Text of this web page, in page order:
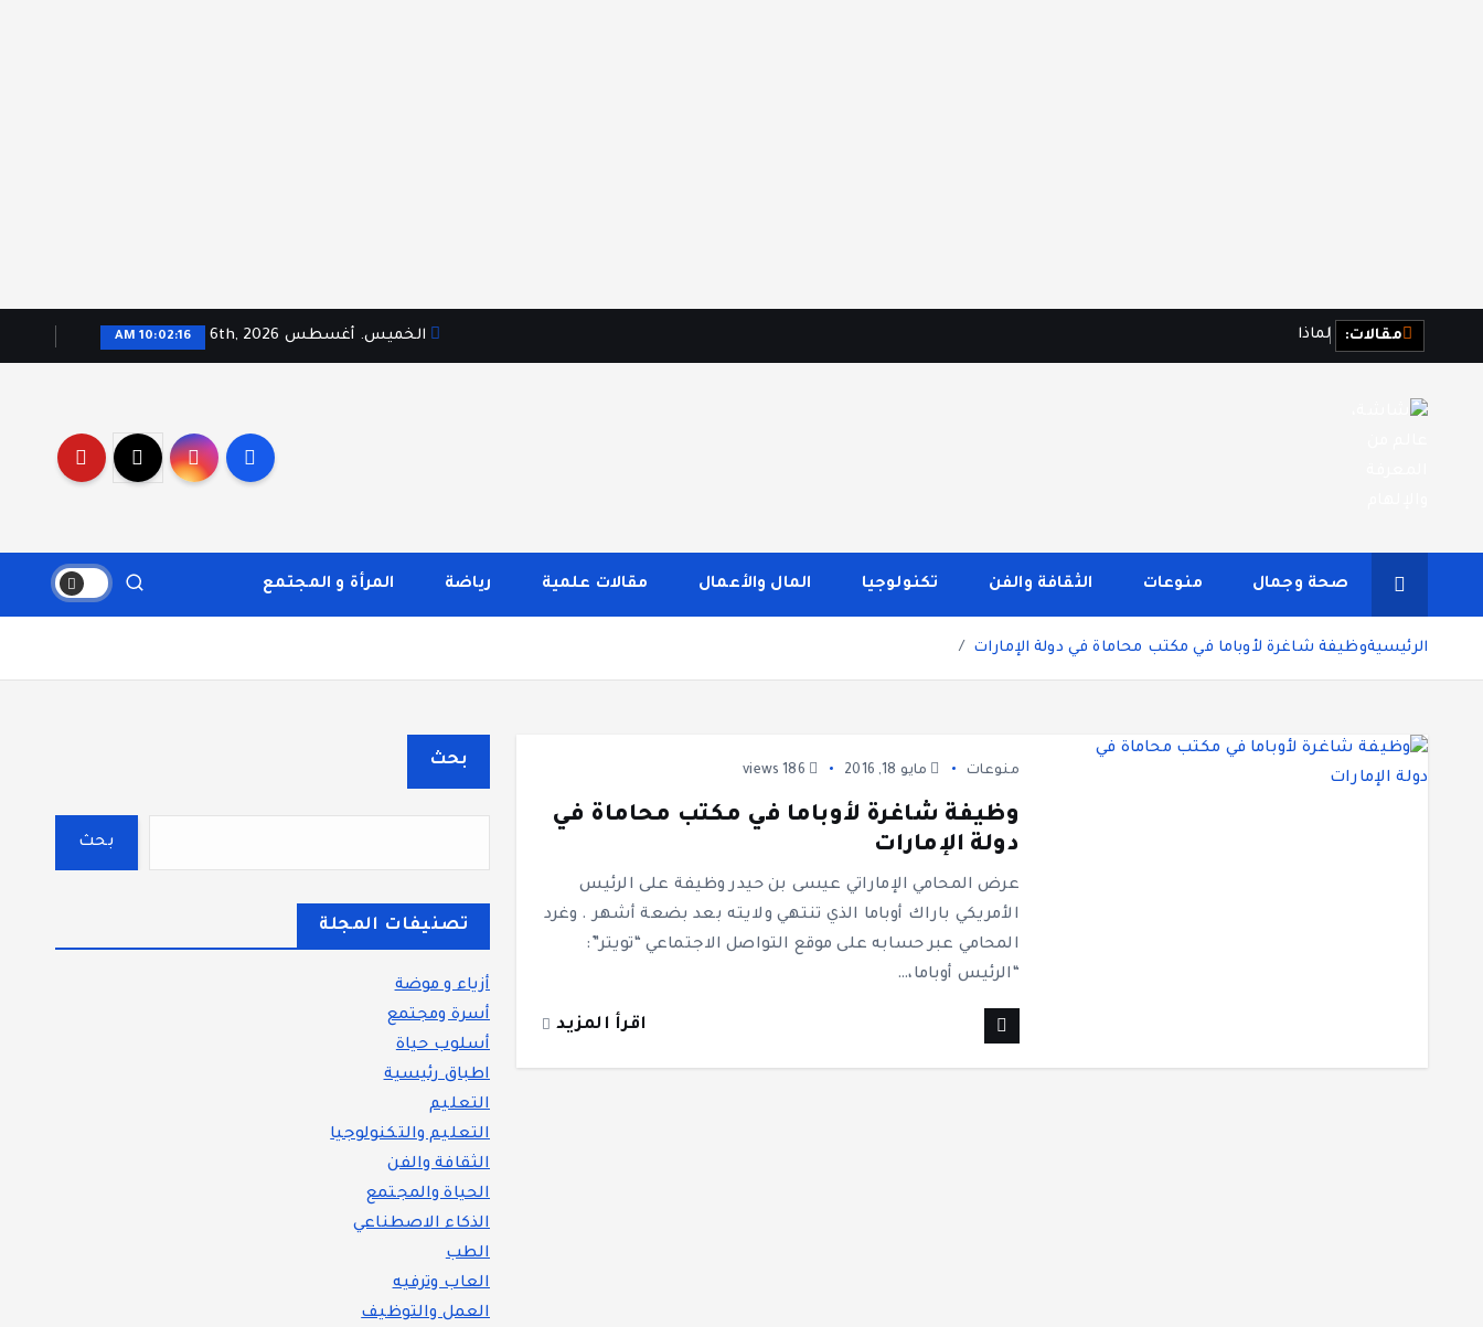
ا
م
مقالات: لماذا الخميس. أغسطس 6th, 2026 10:02:17 AM
ونصائح يومية تركز على أسلوب الحياة الحديث، بالإضافة إلى تغطية مواضيع تتعلق بالأمومة والعناية الشخصية. الموقع مقسم بوضوح إلى أقسام ليسهل التنقل ويضمن تقديم تجربة
مستخدم سلسة
صحة وجمال منوعات الثقافة والفن تكنولوجيا المال والأعمال مقالات علمية رياضة المرأة و المجتمع
الرئيسيةوظيفة شاغرة لأوباما في مكتب محاماة في دولة الإمارات
منوعات مايو 18, 2016
وظيفة شاغرة لأوباما في مكتب محاماة في
دولة الإمارات
عرض المحامي الإماراتي عيسى بن حيدر وظيفة على الرئيس
الأمريكي باراك أوباما الذي تنتهي ولايته بعد بضعة أشهر . وغرد
المحامي عبر حسابه على موقع التواصل الاجتماعي “تويتر”:
“الرئيس أوباما،…
اقرأ المزيد
بحث
بحث
تصنيفات المجلة
أزياء و موضة
أسرة ومجتمع
أسلوب حياة
اطباق رئيسية
التعليم
التعليم والتكنولوجيا
الثقافة والفن
الحياة والمجتمع
الذكاء الاصطناعي
الطب
العاب وترفيه
العمل والتوظيف